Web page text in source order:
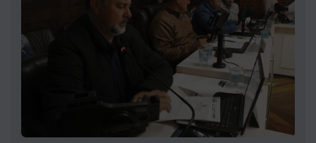
Acervo das sessões